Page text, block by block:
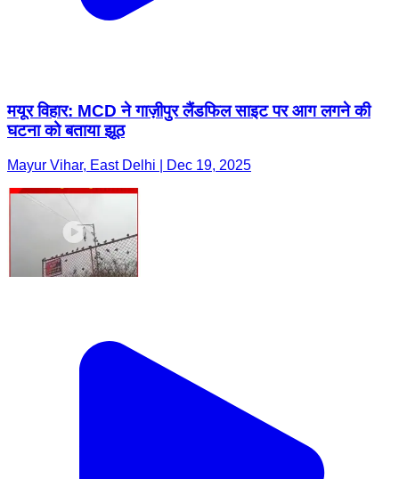
मयूर विहार: MCD ने गाज़ीपुर लैंडफिल साइट पर आग लगने की
घटना को बताया झूठ
Mayur Vihar, East Delhi | Dec 19, 2025